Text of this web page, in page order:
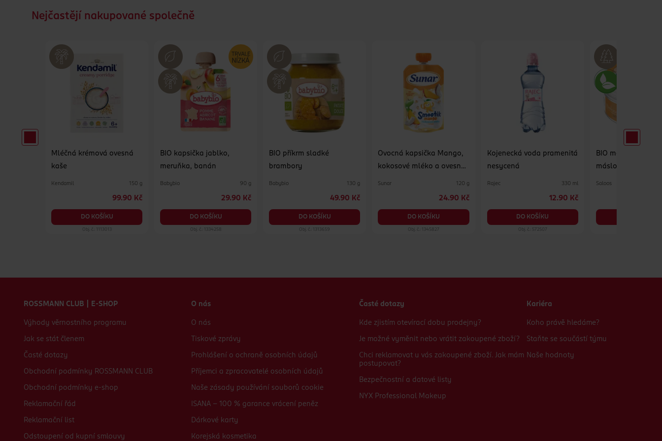
Nejčastějí nakupované společně
Mléčná krémová ovesná
kaše
Kendamil 150 g
99.90 Kč
DO KOŠÍKU
BIO kapsička jablko,
meruňka, banán
Babybio 90 g
29.90 Kč
DO KOŠÍKU
Obj. č.: 1334258
BIO příkrm sladké
brambory
Babybio 130 g
49.90 Kč
DO KOŠÍKU
Obj. č.: 1313659
Ovocná kapsička Mango,
kokosové mléko a ovesné
Sunar 120 g
24.90 Kč
DO KOŠÍKU
Obj. č.: 1345827
Kojenecká voda pramenitá
nesycená
Rajec 330 ml
12.90 Kč
DO KOŠÍKU
Obj. č.: 572507
BIO měsíčkové
máslo
Saloos
ROSSMANN CLUB | E-SHOP
Výhody věrnostního programu
Jak se stát členem
Časté dotazy
Obchodní podmínky ROSSMANN CLUB
Obchodní podmínky e-shop
Reklamační řád
Reklamační list
Odstoupení od kupní smlouvy
O nás
O nás
Tiskové zprávy
Prohlášení o ochraně osobních údajů
Příjemci a zpracovatelé osobních údajů
Naše zásady používání souborů cookie
ISANA - 100 % garance vrácení peněz
Dárkové karty
Korejská kosmetika
Časté dotazy
Kde zjistím otevírací dobu prodejny?
Je možné vyměnit nebo vrátit zakoupené zboží?
Chci reklamovat u vás zakoupené zboží. Jak mám
postupovat?
Bezpečnostní a datové listy
NYX Professional Makeup
Kariéra
Koho právě hledáme?
Staňte se součástí týmu
Naše hodnoty